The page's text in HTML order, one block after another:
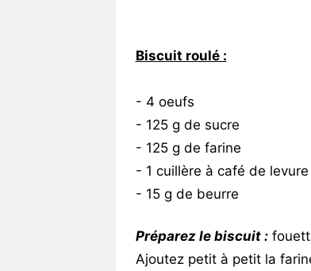
Biscuit roulé :
- 4 oeufs
- 125 g de sucre
- 125 g de farine
- 1 cuillère à café de levure
- 15 g de beurre
Préparez le biscuit :
Ajoutez petit à petit la